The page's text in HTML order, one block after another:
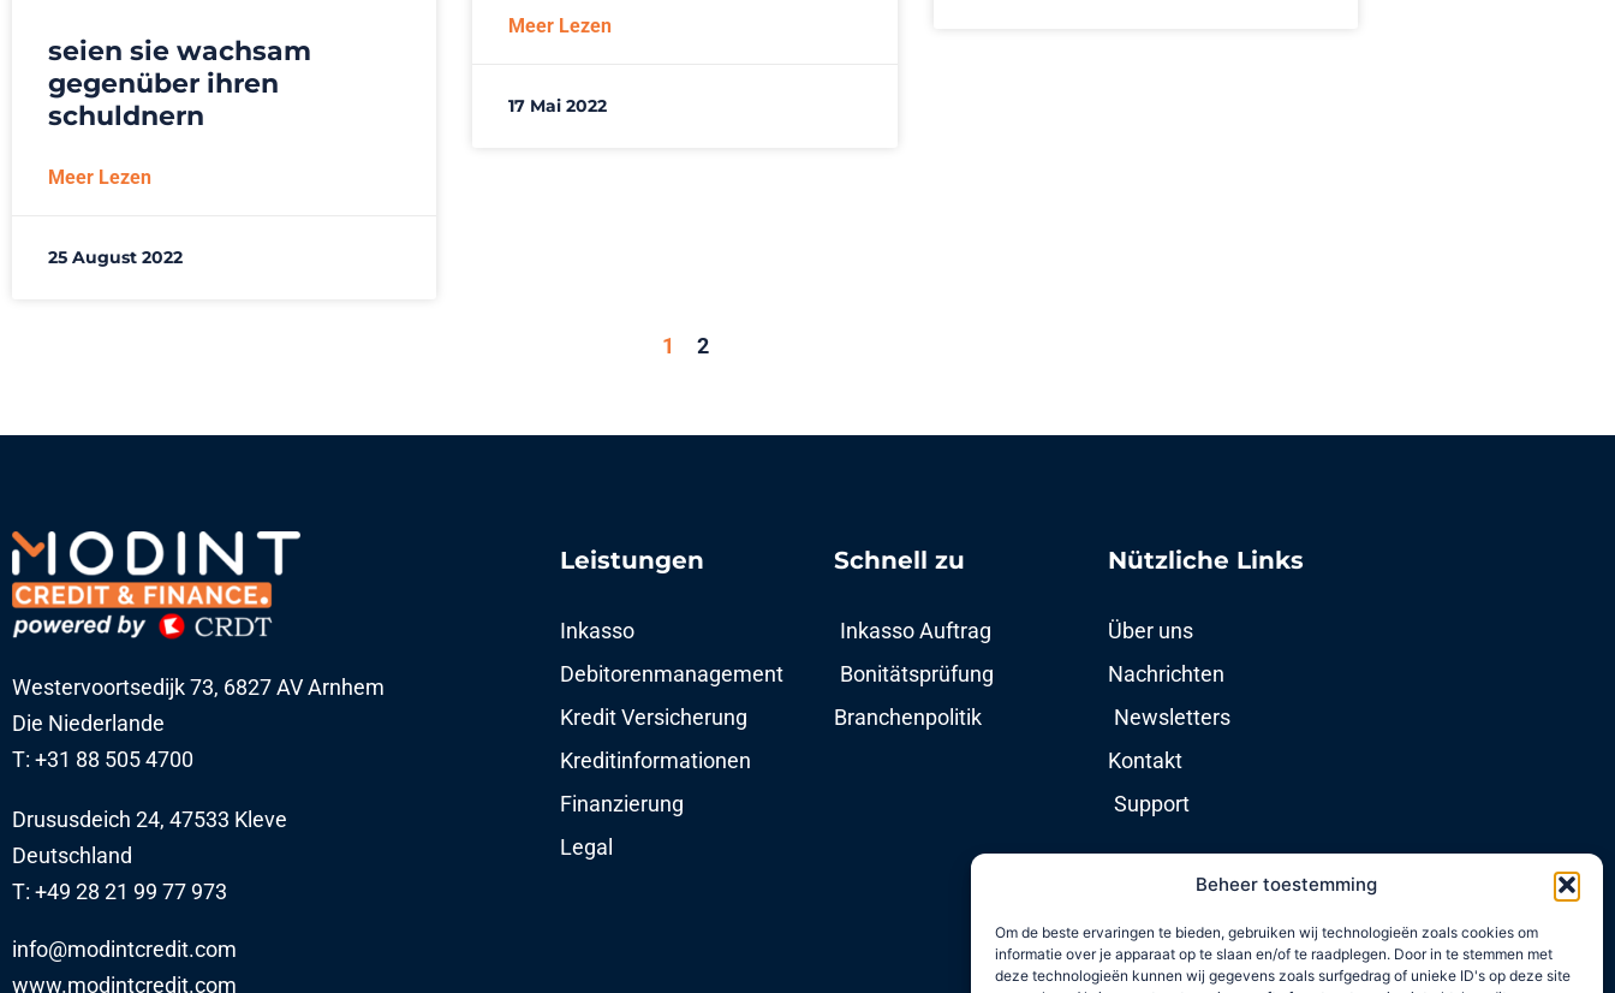
Beheer toestemming
Om de beste ervaringen te bieden, gebruiken wij technologieën zoals cookies om
informatie over je apparaat op te slaan en/of te raadplegen. Door in te stemmen met
deze technologieën kunnen wij gegevens zoals surfgedrag of unieke ID's op deze site
seien sie wachsam
gegenüber ihren
schuldnern
Meer Lezen
25 August 2022
Meer Lezen
17 Mai 2022
1 2
Westervoortsedijk 73, 6827 AV Arnhem
Die Niederlande
T: +31 88 505 4700
Drususdeich 24, 47533 Kleve
Deutschland
T: +49 28 21 99 77 973
info@modintcredit.com
www.modintcredit.com
Leistungen
Inkasso
Debitorenmanagement
Kredit Versicherung
Kreditinformationen
Finanzierung
Legal
Schnell zu​
Inkasso Auftrag
Bonitätsprüfung
Branchenpolitik
Nützliche Links
Über uns
Nachrichten
Newsletters
Kontakt
Support